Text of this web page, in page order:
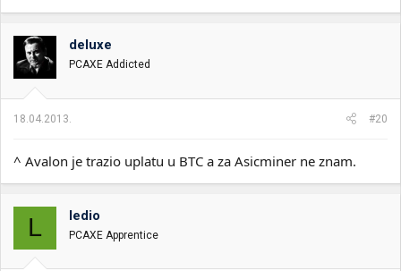
deluxe
PCAXE Addicted
18.04.2013. #20
^ Avalon je trazio uplatu u BTC a za Asicminer ne znam.
L ledio
PCAXE Apprentice